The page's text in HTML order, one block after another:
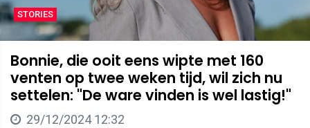
STORIES
Bonnie, die ooit eens wipte met 160
venten op twee weken tijd, wil zich nu
settelen: "De ware vinden is wel lastig!"
29/12/2024 12:32